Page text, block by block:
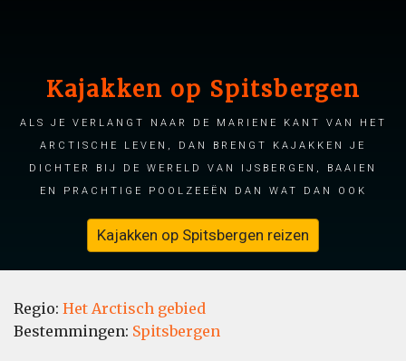
Kajakken op Spitsbergen
Als je verlangt naar de mariene kant van het
Arctische leven, dan brengt kajakken je
dichter bij de wereld van ijsbergen, baaien
en prachtige poolzeeën dan wat dan ook
Kajakken op Spitsbergen reizen
Regio: Het Arctisch gebied
Bestemmingen: Spitsbergen